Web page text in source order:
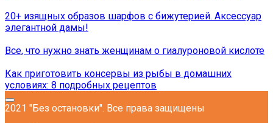
20+ изящных образов шарфов с бижутерией. Аксессуар
элегантной дамы!
Все, что нужно знать женщинам о гиалуроновой кислоте
Как приготовить консервы из рыбы в домашних
условиях: 8 подробных рецептов
2021 "Без остановки". Все права защищены